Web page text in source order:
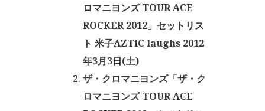
ロマニヨンズ TOUR ACE
ROCKER 2012」セットリス
ト 米子AZTiC laughs 2012
年3月3日(土)
ザ・クロマニヨンズ「ザ・ク
ロマニヨンズ TOUR ACE